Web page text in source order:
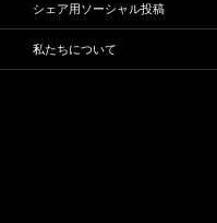
シェア用ソーシャル投稿
私たちについて